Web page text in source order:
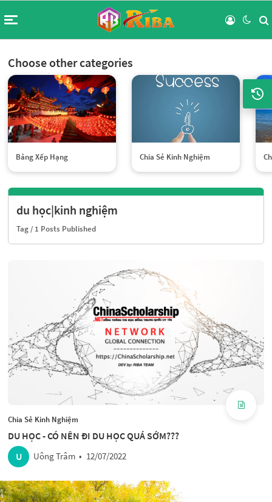
Choose other categories
Bảng Xếp Hạng Chia Sẻ Kinh Nghiệm
du học|kinh nghiệm
Tag/ 1 Posts Published
Chia Sẻ Kinh Nghiệm
DU HỌC - CÓ NÊN ĐI DU HỌC QUÁ SỚM???
U
Uông Trâm • 12/07/2022